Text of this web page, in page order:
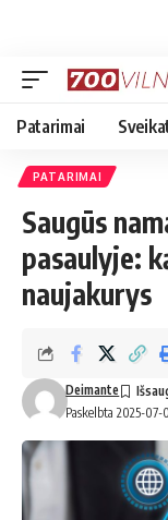
Patarimai
PATARIMAI
Saugūs
pasaulyje:
naujakurys
Paskelbta 2025-07-
Deimante